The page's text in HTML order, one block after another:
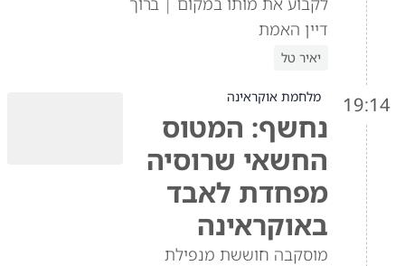
דיין האמת
יאיר טל
19:14 מלחמת אוקראינה
נחשף: המטוס
החשאי שרוסיה
מפחדת לאבד
באוקראינה
מוסקבה חוששת מנפילת